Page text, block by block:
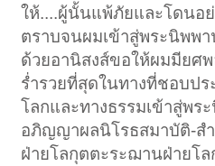
ให้....ผู้นั้นแพ้ภัยและโดนอ
ตราบจนผมเข้าสู่พระนิพพ
ด้วยอานิสงส์ขอให้ผมมียศ
ร่ำรวยที่สุดในทางที่ชอบปร
โลกและทางธรรมเข้าสู่พร
อภิญญาผลนิโรธสมาบัติ-ส
ฝ่ายโลกุตตะระฌานฝ่ายโ